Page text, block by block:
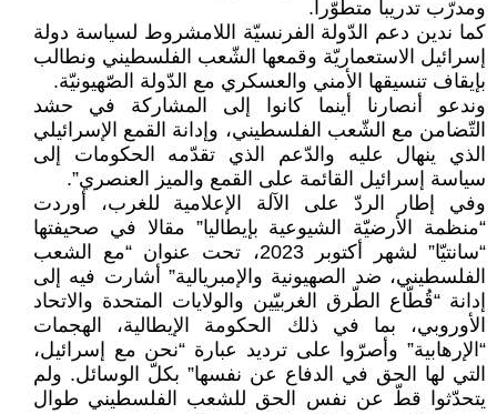
ومدرّب تدريبا متطوّرا.
كما ندين دعم الدّولة الفرنسيّة اللامشروط لسياسة دولة
إسرائيل الاستعماريّة وقمعها الشّعب الفلسطيني ونطالب
بإيقاف تنسيقها الأمني والعسكري مع الدّولة الصّهيونيّة.
وندعو أنصارنا أينما كانوا إلى المشاركة في حشد
التّضامن مع الشّعب الفلسطيني، وإدانة القمع الإسرائيلي
الذي ينهال عليه والدّعم الذي تقدّمه الحكومات إلى
سياسة إسرائيل القائمة على القمع والميز العنصري”.
وفي إطار الردّ على الآلة الإعلامية للغرب، أوردت
“منظمة الأرضيّة الشيوعية بإيطاليا” مقالا في صحيفتها
“سانتيّا” لشهر أكتوبر 2023، تحت عنوان “مع الشعب
الفلسطيني، ضد الصهيونية والإمبريالية” أشارت فيه إلى
إدانة “قُطّاع الطّرق الغربيّين والولايات المتحدة والاتحاد
الأوروبي، بما في ذلك الحكومة الإيطالية، الهجمات
“الإرهابية” وأصرّوا على ترديد عبارة “نحن مع إسرائيل،
التي لها الحق في الدفاع عن نفسها” بكلّ الوسائل. ولم
يتحدّثوا قطّ عن نفس الحق للشعب الفلسطيني طوال